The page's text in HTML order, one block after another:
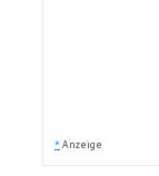
* Anzeige